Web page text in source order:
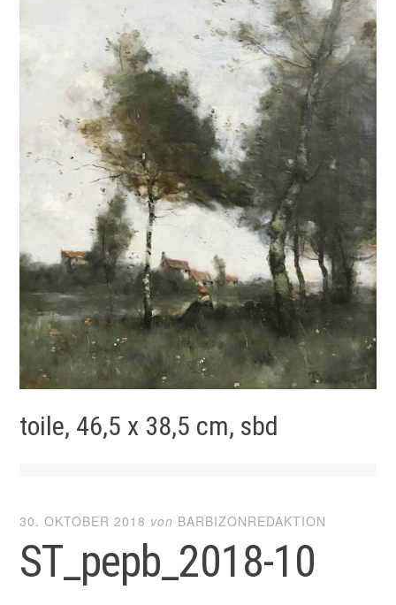
toile, 46,5 x 38,5 cm, sbd
30. OKTOBER 2018 von BARBIZONREDAKTION
ST_pepb_2018-10